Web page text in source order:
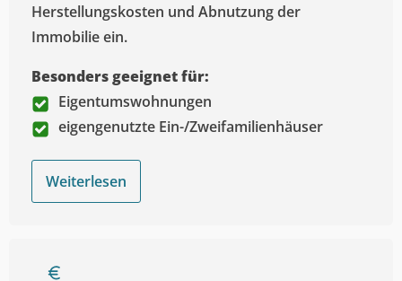
Herstellungskosten und Abnutzung der
Immobilie ein.
Besonders geeignet für:
Eigentumswohnungen
eigengenutzte Ein-/Zweifamilienhäuser
Weiterlesen